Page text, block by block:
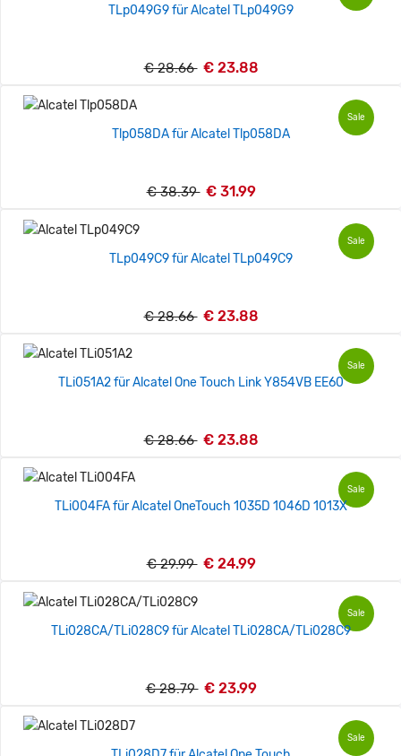
TLp049G9 für Alcatel TLp049G9
€ 28.66 € 23.88
Sale
Tlp058DA für Alcatel Tlp058DA
€ 38.39 € 31.99
Sale
TLp049C9 für Alcatel TLp049C9
€ 28.66 € 23.88
Sale
TLi051A2 für Alcatel One Touch Link Y854VB EE60
€ 28.66 € 23.88
Sale
TLi004FA für Alcatel OneTouch 1035D 1046D 1013X
€ 29.99 € 24.99
Sale
TLi028CA/TLi028C9 für Alcatel TLi028CA/TLi028C9
€ 28.79 € 23.99
Sale